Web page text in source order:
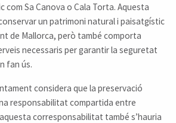
com Sa Canova o Cala Torta. Aquesta
un patrimoni natural i paisatgístic
de Mallorca, però també comporta
necessaris per garantir la seguretat
fan ús.
considera que la preservació
responsabilitat compartida entre
corresponsabilitat també s’hauria